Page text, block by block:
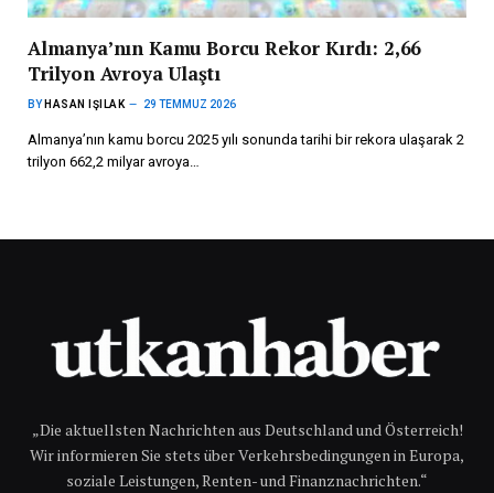
Almanya’nın Kamu Borcu Rekor Kırdı: 2,66
Trilyon Avroya Ulaştı
BY HASAN IŞILAK 29 TEMMUZ 2026
Almanya’nın kamu borcu 2025 yılı sonunda tarihi bir rekora ulaşarak 2
trilyon 662,2 milyar avroya…
„Die aktuellsten Nachrichten aus Deutschland und Österreich!
Wir informieren Sie stets über Verkehrsbedingungen in Europa,
soziale Leistungen, Renten- und Finanznachrichten.“